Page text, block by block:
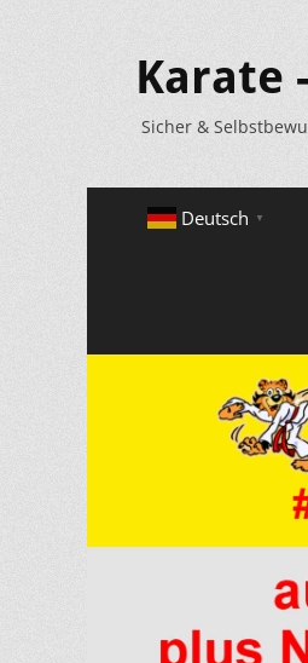
Karate
Sicher &
Primäres
Zum
Inhalt
Deutsch ▼